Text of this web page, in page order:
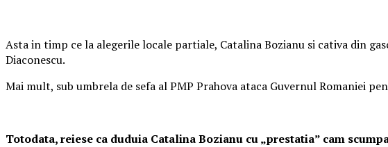
Asta in timp ce la alegerile locale partiale, Catalina Bozianu si cativa din
Diaconescu.
Mai mult, sub umbrela de sefa al PMP Prahova ataca Guvernul Romaniei
Totodata, reiese ca duduia Catalina Bozianu cu „prestatia” cam